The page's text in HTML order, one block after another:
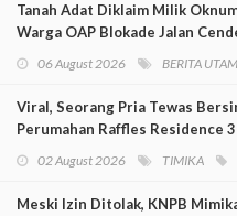
Tanah Adat Diklaim Milik
Warga OAP Blokade Jalan
06 August 2026 BERITA
Viral, Seorang Pria Tewas
Perumahan Raffles Residence
02 August 2026 TIMIKA
Meski Izin Ditolak, KNPB